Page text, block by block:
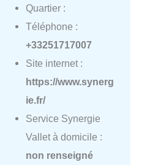
Quartier :
Téléphone :
+33251717007
Site internet :
https://www.synerg
ie.fr/
Service Synergie
Vallet à domicile :
non renseigné